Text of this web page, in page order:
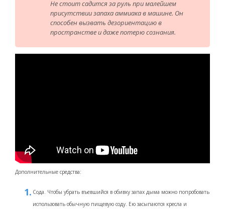
Не стоит садится за руль при малейшем
присутствии запаха аммиака в машине. Он
способен вызвать дезориентацию в
пространстве и даже потерю сознания.
Дополнительные средства:
Сода. Чтобы убрать въевшийся в обивку запах дыма можно попробовать
использовать обычную пищевую соду. Ею засыпаются кресла и